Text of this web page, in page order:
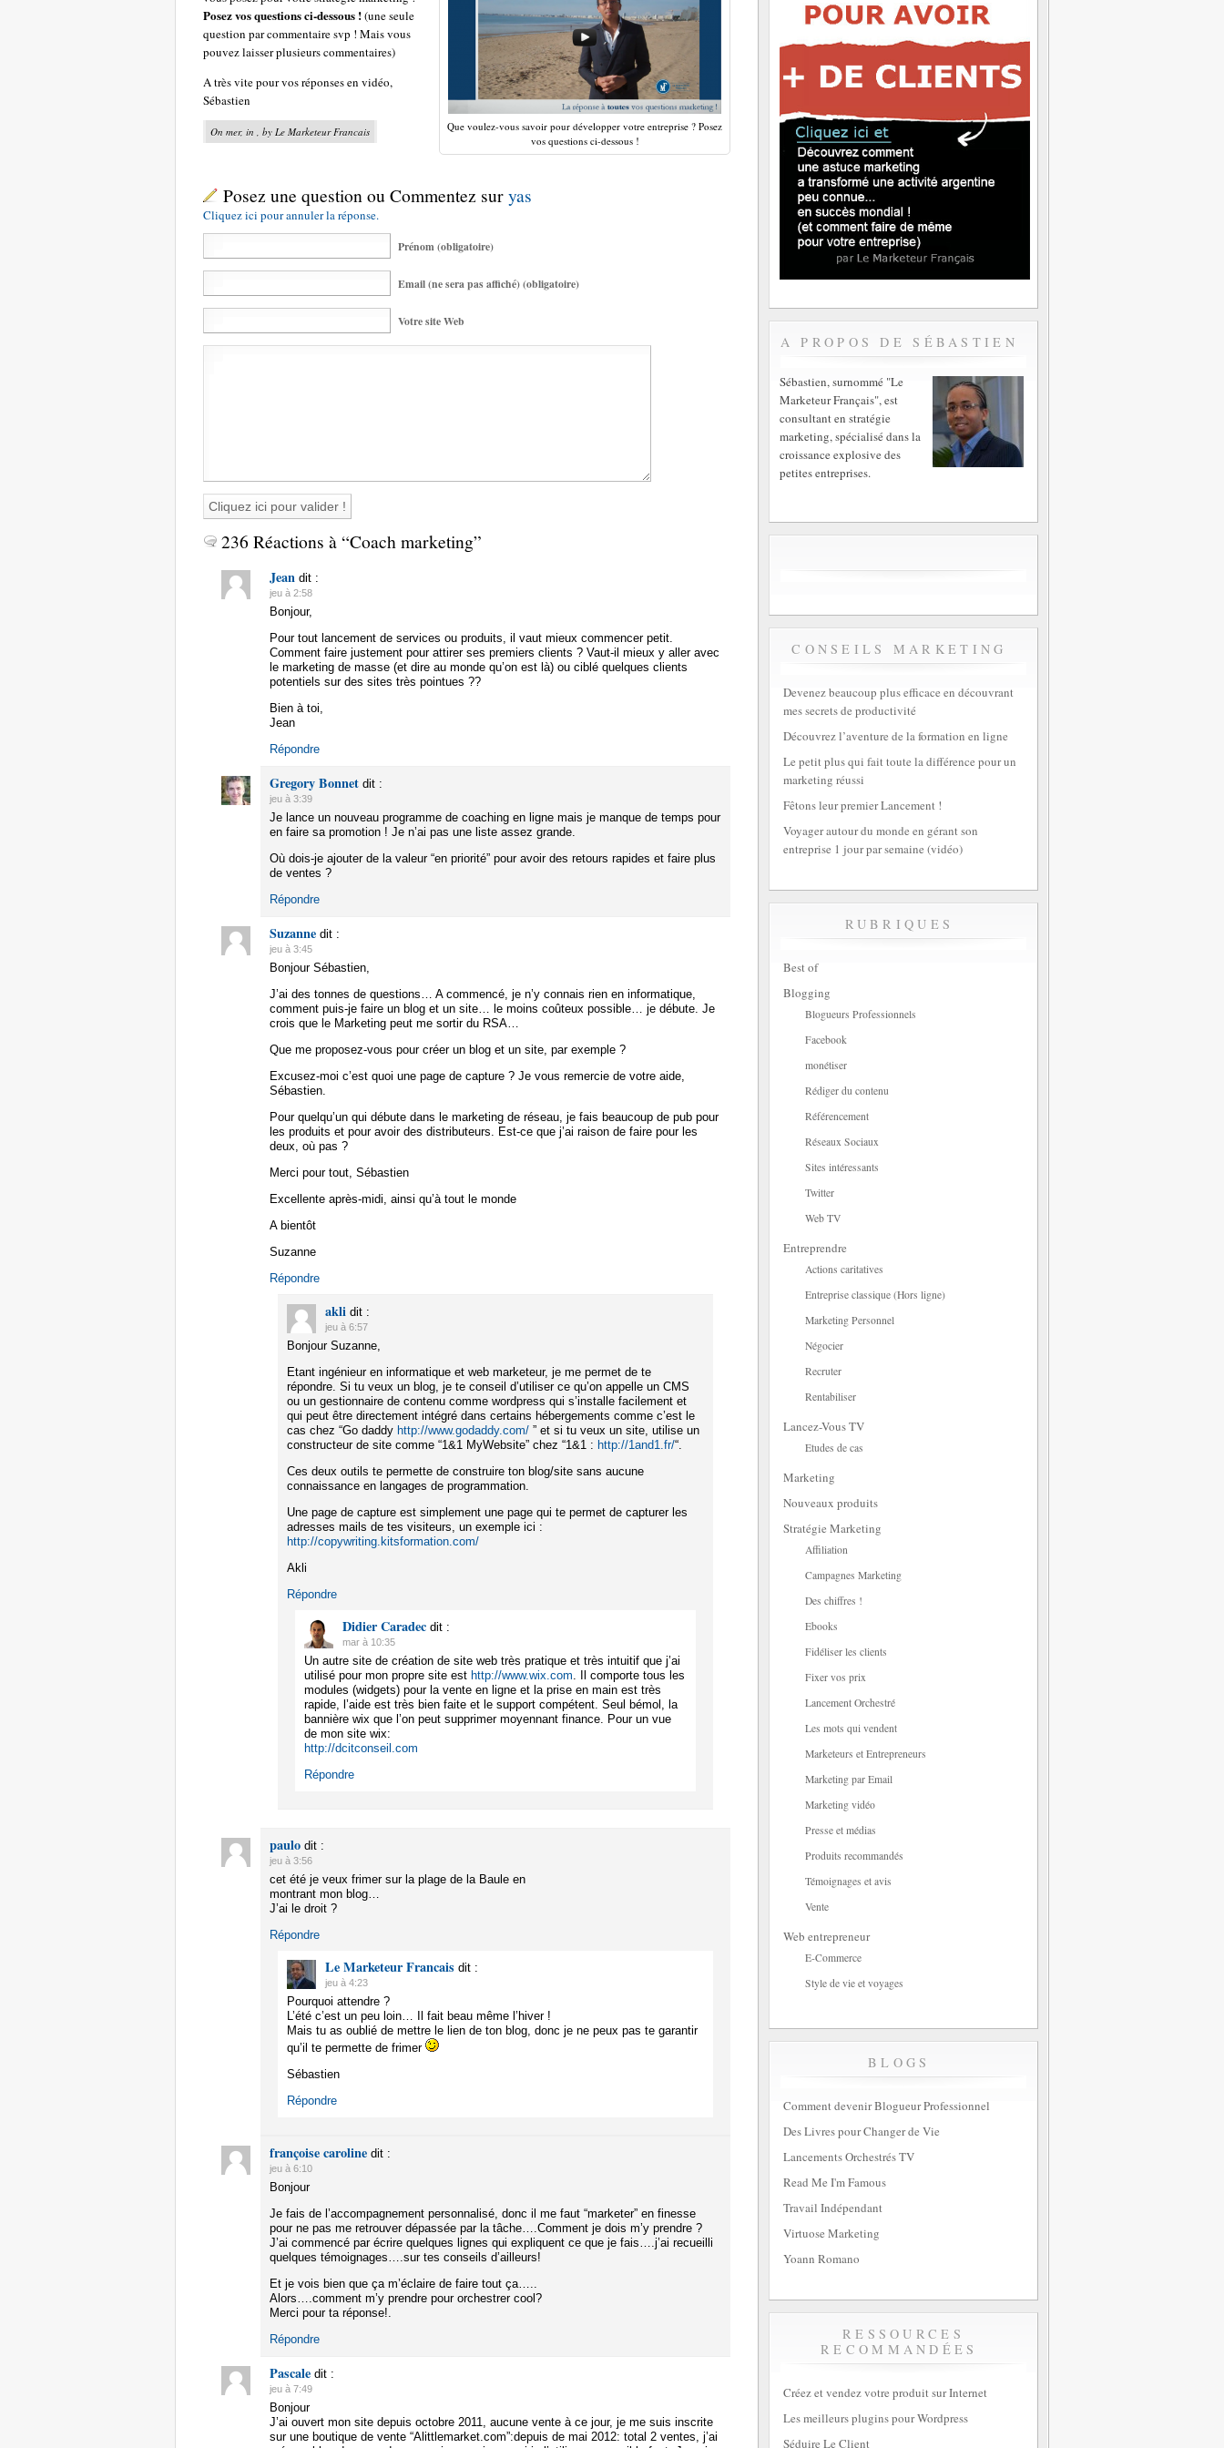
Que voulez-vous savoir pour développer votre entreprise ? Posez
vos questions ci-dessous !
Posez vos questions ci-dessous !(une seule
question par commentaire svp ! Mais vous
pouvez laisser plusieurs commentaires)
A très vite pour vos réponses en vidéo,
Sébastien
On mer, in , by Le Marketeur Francais
Posez une question ou Commentez suryas
Cliquez ici pour annuler la réponse.
Prénom (obligatoire)
Email (ne sera pas affiché) (obligatoire)
Votre site Web
236 Réactions à “Coach marketing”
Jean dit :
jeu à 2:58
Bonjour,
Pour tout lancement de services ou produits, il vaut mieux commencer petit.
Comment faire justement pour attirer ses premiers clients ? Vaut-il mieux y aller avec
le marketing de masse (et dire au monde qu’on est là) ou ciblé quelques clients
potentiels sur des sites très pointues ??
Bien à toi,
Jean
Répondre
Gregory Bonnet dit :
jeu à 3:39
Je lance un nouveau programme de coaching en ligne mais je manque de temps pour
en faire sa promotion ! Je n’ai pas une liste assez grande.
Où dois-je ajouter de la valeur “en priorité” pour avoir des retours rapides et faire plus
de ventes ?
Répondre
Suzanne dit :
jeu à 3:45
Bonjour Sébastien,
J’ai des tonnes de questions… A commencé, je n’y connais rien en informatique,
comment puis-je faire un blog et un site… le moins coûteux possible… je débute. Je
crois que le Marketing peut me sortir du RSA…
Que me proposez-vous pour créer un blog et un site, par exemple ?
Excusez-moi c’est quoi une page de capture ? Je vous remercie de votre aide,
Sébastien.
Pour quelqu’un qui débute dans le marketing de réseau, je fais beaucoup de pub pour
les produits et pour avoir des distributeurs. Est-ce que j’ai raison de faire pour les
deux, où pas ?
Merci pour tout, Sébastien
Excellente après-midi, ainsi qu’à tout le monde
A bientôt
Suzanne
Répondre
akli dit :
jeu à 6:57
Bonjour Suzanne,
Etant ingénieur en informatique et web marketeur, je me permet de te
répondre. Si tu veux un blog, je te conseil d’utiliser ce qu’on appelle un CMS
ou un gestionnaire de contenu comme wordpress qui s’installe facilement et
qui peut être directement intégré dans certains hébergements comme c’est le
cas chez “Go daddy http://www.godaddy.com/ ” et si tu veux un site, utilise un
constructeur de site comme “1&1 MyWebsite” chez “1&1 : http://1and1.fr/“.
Ces deux outils te permette de construire ton blog/site sans aucune
connaissance en langages de programmation.
Une page de capture est simplement une page qui te permet de capturer les
adresses mails de tes visiteurs, un exemple ici :
http://copywriting.kitsformation.com/
Akli
Répondre
Didier Caradec dit :
mar à 10:35
Un autre site de création de site web très pratique et très intuitif que j’ai
utilisé pour mon propre site est http://www.wix.com. Il comporte tous les
modules (widgets) pour la vente en ligne et la prise en main est très
rapide, l’aide est très bien faite et le support compétent. Seul bémol, la
bannière wix que l’on peut supprimer moyennant finance. Pour un vue
de mon site wix:
http://dcitconseil.com
Répondre
paulo dit :
jeu à 3:56
cet été je veux frimer sur la plage de la Baule en
montrant mon blog…
J’ai le droit ?
Répondre
Le Marketeur Francais dit :
jeu à 4:23
Pourquoi attendre ?
L’été c’est un peu loin… Il fait beau même l’hiver !
Mais tu as oublié de mettre le lien de ton blog, donc je ne peux pas te garantir
qu’il te permette de frimer
Sébastien
Répondre
françoise caroline dit :
jeu à 6:10
Bonjour
Je fais de l’accompagnement personnalisé, donc il me faut “marketer” en finesse
pour ne pas me retrouver dépassée par la tâche….Comment je dois m’y prendre ?
J’ai commencé par écrire quelques lignes qui expliquent ce que je fais….j’ai recueilli
quelques témoignages….sur tes conseils d’ailleurs!
Et je vois bien que ça m’éclaire de faire tout ça…..
Alors….comment m’y prendre pour orchestrer cool?
Merci pour ta réponse!.
Répondre
Pascale dit :
jeu à 7:49
Bonjour
J’ai ouvert mon site depuis octobre 2011, aucune vente à ce jour, je me suis inscrite
sur une boutique de vente “Alittlemarket.com”:depuis de mai 2012: total 2 ventes, j’ai
A PROPOS DE SÉBASTIEN
Sébastien, surnommé "Le
Marketeur Français", est
consultant en stratégie
marketing, spécialisé dans la
croissance explosive des
petites entreprises.
CONSEILS MARKETING
Devenez beaucoup plus efficace en découvrant
mes secrets de productivité
Découvrez l’aventure de la formation en ligne
Le petit plus qui fait toute la différence pour un
marketing réussi
Fêtons leur premier Lancement !
Voyager autour du monde en gérant son
entreprise 1 jour par semaine (vidéo)
RUBRIQUES
Best of
Blogging
Blogueurs Professionnels
Facebook
monétiser
Rédiger du contenu
Référencement
Réseaux Sociaux
Sites intéressants
Twitter
Web TV
Entreprendre
Actions caritatives
Entreprise classique (Hors ligne)
Marketing Personnel
Négocier
Recruter
Rentabiliser
Lancez-Vous TV
Etudes de cas
Marketing
Nouveaux produits
Stratégie Marketing
Affiliation
Campagnes Marketing
Des chiffres !
Ebooks
Fidéliser les clients
Fixer vos prix
Lancement Orchestré
Les mots qui vendent
Marketeurs et Entrepreneurs
Marketing par Email
Marketing vidéo
Presse et médias
Produits recommandés
Témoignages et avis
Vente
Web entrepreneur
E-Commerce
Style de vie et voyages
BLOGS
Comment devenir Blogueur Professionnel
Des Livres pour Changer de Vie
Lancements Orchestrés TV
Read Me I'm Famous
Travail Indépendant
Virtuose Marketing
Yoann Romano
RESSOURCES
RECOMMANDÉES
Créez et vendez votre produit sur Internet
Les meilleurs plugins pour Wordpress
Séduire Le Client